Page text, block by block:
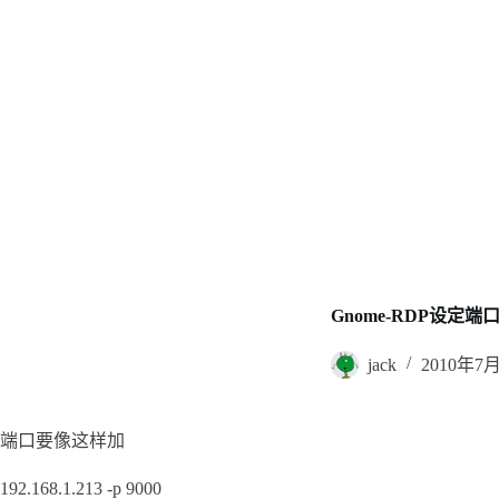
Gnome-RDP设定端
jack 2010年7
端口要像这样加
192.168.1.213 -p 9000